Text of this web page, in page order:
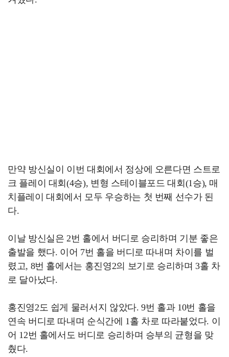
만약 방신실이 이번 대회에서 정상에 오른다면 스트로
크 플레이 대회(4승), 변형 스테이블포드 대회(1승), 매
치플레이 대회에서 모두 우승하는 첫 번째 선수가 된
다.
이날 방신실은 2번 홀에서 버디로 승리하며 기분 좋은
출발을 했다. 이어 7번 홀을 버디로 따내며 차이를 벌
렸고, 8번 홀에서는 홍진영2의 보기로 승리하며 3홀 차
로 달아났다.
홍진영2도 쉽게 물러서지 않았다. 9번 홀과 10번 홀을
연속 버디로 따내며 순식간에 1홀 차로 따라붙었다. 이
어 12번 홀에서도 버디로 승리하며 승부의 균형을 맞
췄다.